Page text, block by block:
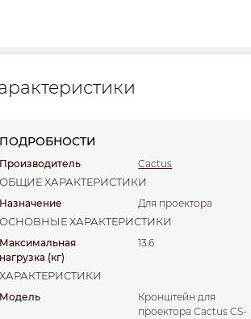
ПОДРОБНОСТИ
Производитель Cactus
ОБЩИЕ ХАРАКТЕРИСТИКИ
Назначение для проектора
ОСНОВНЫЕ ХАРАКТЕРИСТИКИ
Максимальная
нагрузка (кг)
13.6
ХАРАКТЕРИСТИКИ
Модель
Кронштейн для
проектора Cactus CS-